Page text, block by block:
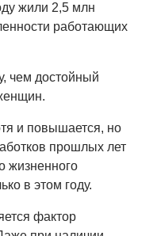
жили 2,5 млн
работающих
чем достойный
и повышается, но
прошлых лет
жизненного
в этом году.
фактор